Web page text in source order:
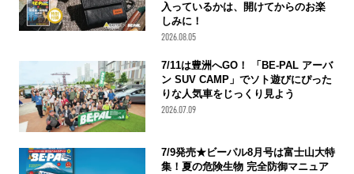
入っているかは、開けてからのお楽
しみに！
2026.08.05
7/11は豊洲へGO！ 「BE-PAL アーバ
ン SUV CAMP」でソト遊びにぴった
りな人気車をじっくり見よう
2026.07.09
7/9発売★ビーパル8月号は富士山大特
集！夏の危険生物 完全防御マニュア